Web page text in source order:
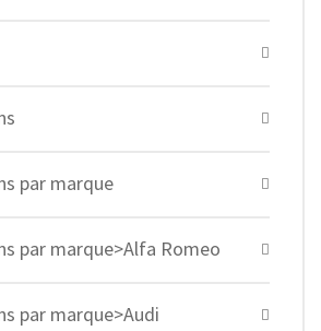
par marque
par marque>Alfa Romeo
par marque>Audi